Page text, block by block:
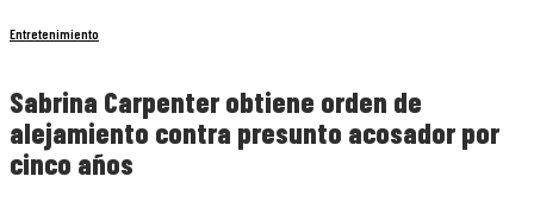
Entretenimiento
Sabrina Carpenter obtiene orden de
alejamiento contra presunto acosador por
cinco años